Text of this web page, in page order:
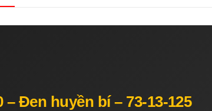
Đen huyền bí – 73-13-125